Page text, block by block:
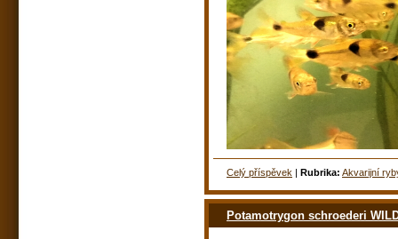
Celý příspěvek | Rubrika: Akvarijní
Potamotrygon schroederi